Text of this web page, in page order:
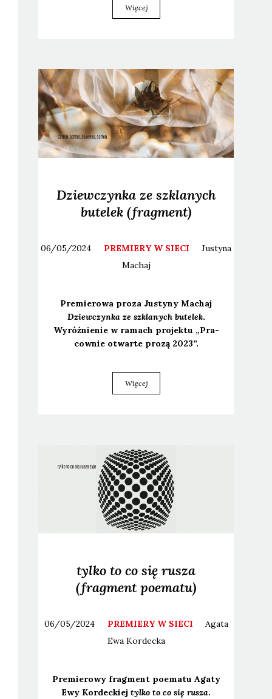
Więcej
Dziewczynka ze szklanych
butelek (fragment)
06/05/2024 PREMIERY W SIECI
Justyna
Machaj
Pre­mie­ro­wa pro­za Justy­ny Machaj
Dziew­czyn­ka ze szkla­nych bute­lek.
Wyróż­nie­nie w ramach pro­jek­tu „Pra­
cow­nie otwar­te pro­zą 2023”.
Więcej
tylko to co się rusza
(fragment poematu)
06/05/2024 PREMIERY W SIECI
Agata
Ewa Kordecka
Pre­mie­ro­wy frag­ment poema­tu Aga­ty
Ewy Kor­dec­kiej tyl­ko to co się rusza.